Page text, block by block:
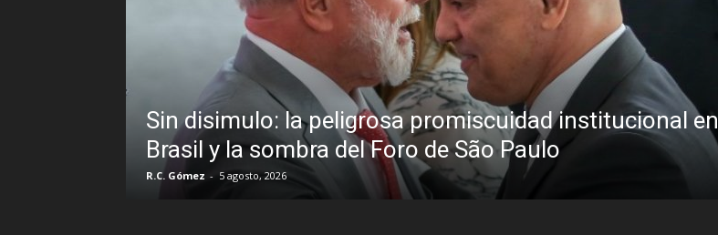
Sin disimulo: la peligrosa promiscuidad institucional en
Brasil y la sombra del Foro de São Paulo
R.C. Gómez - 5 agosto, 2026